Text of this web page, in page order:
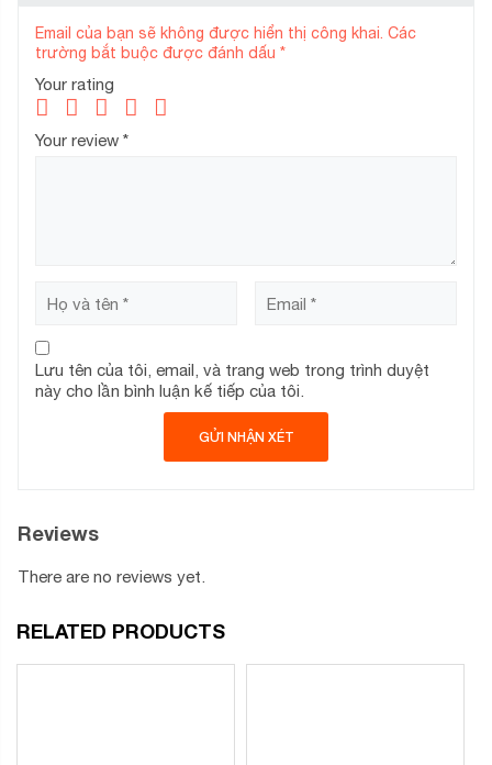
Email của bạn sẽ không được hiển thị công khai. Các
trường bắt buộc được đánh dấu *
Your rating
Your review *
Lưu tên của tôi, email, và trang web trong trình duyệt
này cho lần bình luận kế tiếp của tôi.
Reviews
There are no reviews yet.
RELATED PRODUCTS